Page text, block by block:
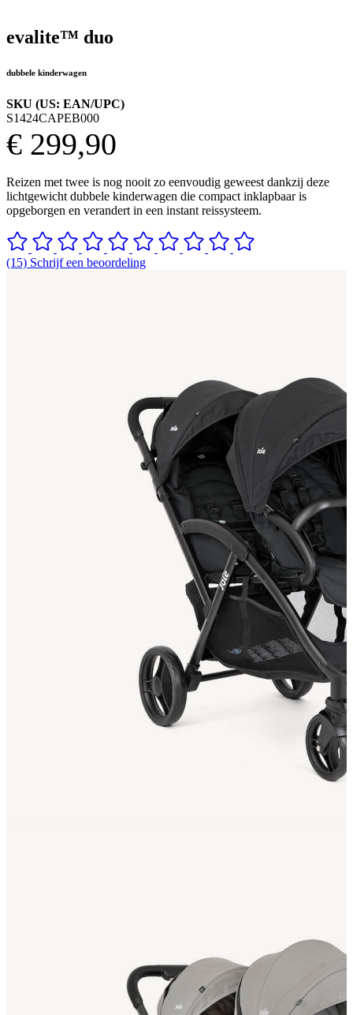
evalite™ duo
dubbele kinderwagen
SKU (US: EAN/UPC)
S1424CAPEB000
€ 299,90
Reizen met twee is nog nooit zo eenvoudig geweest dankzij deze
lichtgewicht dubbele kinderwagen die compact inklapbaar is
opgeborgen en verandert in een instant reissysteem.
(15) Schrijf een beoordeling